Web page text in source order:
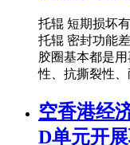
托辊 短期损坏
托辊 密封功能
胶圈基本都是
性、抗撕裂性
空香港经
D单元开